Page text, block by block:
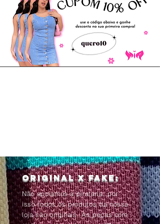
Original x Fake:
Não apoiamos a pirataria, por
isso todos os produtos da nossa
loja são originais. As peças com